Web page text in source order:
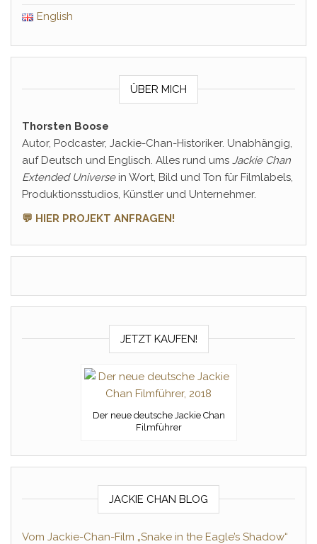
English
ÜBER MICH
Thorsten Boose
Autor, Podcaster, Jackie-Chan-Historiker. Unabhängig,
auf Deutsch und Englisch. Alles rund ums Jackie Chan
Extended Universein Wort, Bild und Ton für Filmlabels,
Produktionsstudios, Künstler und Unternehmer.
💬 HIER PROJEKT ANFRAGEN!
JETZT KAUFEN!
Der neue deutsche Jackie Chan
Filmführer
JACKIE CHAN BLOG
Vom Jackie-Chan-Film „Snake in the Eagle’s Shadow“